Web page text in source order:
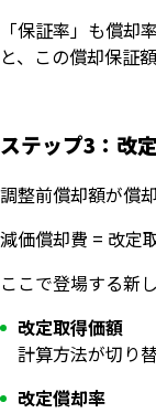
「保証率」も償
と、この償却保証
ステップ3：改
調整前償却額が償
減価償却費 = 改定
ここで登場する新
改定取得価額
計算方法が切り
改定償却率